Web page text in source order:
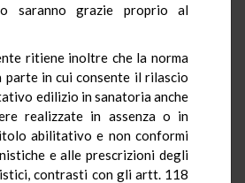
saranno grazie proprio al
ritiene inoltre che la norma
parte in cui consente il rilascio
edilizio in sanatoria anche
realizzate in assenza o in
abilitativo e non conformi
e alle prescrizioni degli
contrasti con gli artt. 118